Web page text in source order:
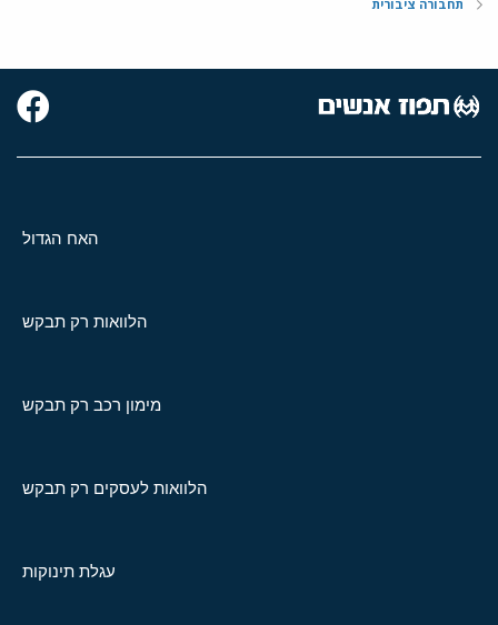
תחבורה ציבורית
האח הגדול
הלוואות רק תבקש
מימון רכב רק תבקש
הלוואות לעסקים רק תבקש
עגלת תינוקות